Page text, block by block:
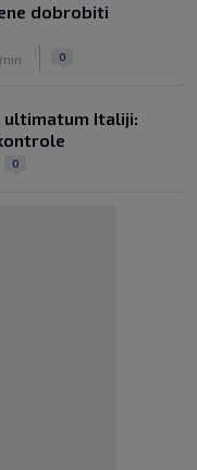
dobrobiti
0
ultimatum Italiji:
0